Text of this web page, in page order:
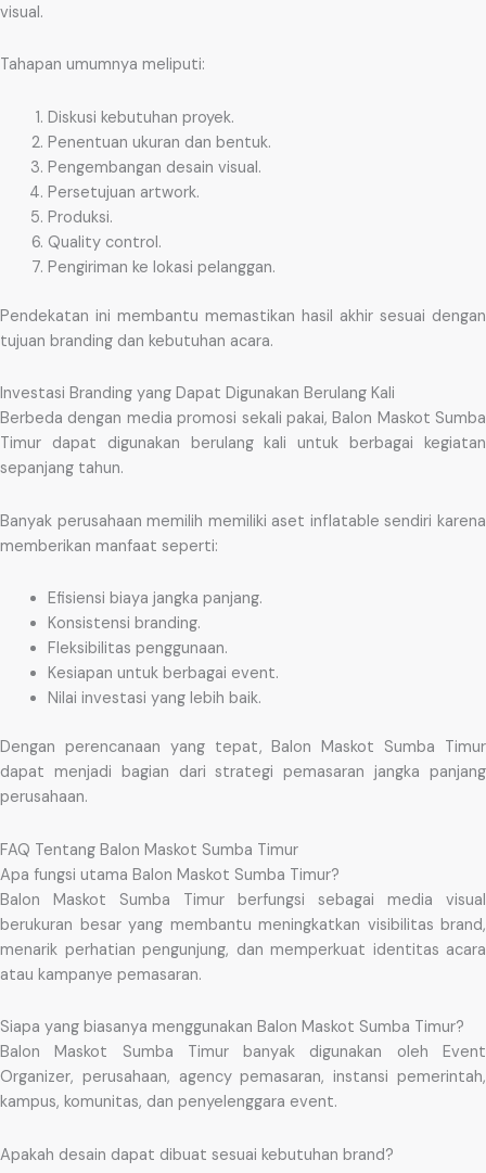
visual.
Tahapan umumnya meliputi:
Diskusi kebutuhan proyek.
Penentuan ukuran dan bentuk.
Pengembangan desain visual.
Persetujuan artwork.
Produksi.
Quality control.
Pengiriman ke lokasi pelanggan.
Pendekatan ini membantu memastikan hasil akhir sesuai dengan
tujuan branding dan kebutuhan acara.
Investasi Branding yang Dapat Digunakan Berulang Kali
Berbeda dengan media promosi sekali pakai, Balon Maskot Sumba
Timur dapat digunakan berulang kali untuk berbagai kegiatan
sepanjang tahun.
Banyak perusahaan memilih memiliki aset inflatable sendiri karena
memberikan manfaat seperti:
Efisiensi biaya jangka panjang.
Konsistensi branding.
Fleksibilitas penggunaan.
Kesiapan untuk berbagai event.
Nilai investasi yang lebih baik.
Dengan perencanaan yang tepat, Balon Maskot Sumba Timur
dapat menjadi bagian dari strategi pemasaran jangka panjang
perusahaan.
FAQ Tentang Balon Maskot Sumba Timur
Apa fungsi utama Balon Maskot Sumba Timur?
Balon Maskot Sumba Timur berfungsi sebagai media visual
berukuran besar yang membantu meningkatkan visibilitas brand,
menarik perhatian pengunjung, dan memperkuat identitas acara
atau kampanye pemasaran.
Siapa yang biasanya menggunakan Balon Maskot Sumba Timur?
Balon Maskot Sumba Timur banyak digunakan oleh Event
Organizer, perusahaan, agency pemasaran, instansi pemerintah,
kampus, komunitas, dan penyelenggara event.
Apakah desain dapat dibuat sesuai kebutuhan brand?